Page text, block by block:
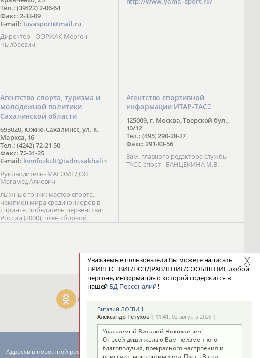
Тел.: (39422) 2-06-64
Факс: 2-33-09
E-mail: tuvasport@mail.ru
Директор - ООРЖАК Мерген
Чылбаевич
Агентство спорта, туризма и
молодежной политики
Сахалинской области
693020, Южно-Сахалинск, ул. К.
Маркса, 16
Тел.: (4242) 72-21-50
Факс: 72-31-25
E-mail: komfozkult@iadm.sakhalin
Руководитель- МАГОМЕДОВ
Магамед Алиевич
лыжные гонки: мастер спорта,
чемпион мира среди юниоров в
спринте, победитель первенства
России (2000), член сборной
команды России С. Новиков;
Кубка России (1999) В. Разницын;
первенств России (1999, 2000), член
юниорской сборной команды
Агентство спортивной
информации ИТАР-ТАСС
125009, г. Москва, Тверской бул.,
10/12
Тел.: (495) 290-28-37
Факс: 291-83-56
Зам. главного редактора службы
ТАСС-спорт - БАНЦЕКИНА М.В.
Адресов в новостной рассылке: 996
Уважаемые пользователи Вы можете написать
ПРИВЕТСТВИЕ/ПОЗДРАВЛЕНИЕ/СООБЩЕНИЕ любой
персоне, информация о которой содержится в
нашей БД Персоналий !
Виталий ЛОГВИН
Александр Петухов | 11:41, 02 августа 2026 |
Уважаемый Виталий Николаевич!
От всей души желаю Вам неизменного
благополучия, прекрасного настроения и
неиссякаемого оптимизма. Пусть Ваша